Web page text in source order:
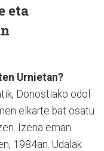
eta
Urnietan?
Donostiako odol
elkarte bat osatu
Izena eman
1984an. Udalak